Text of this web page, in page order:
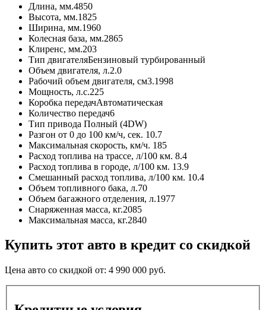
Длина, мм.4850
Высота, мм.1825
Ширина, мм.1960
Колесная база, мм.2865
Клиренс, мм.203
Тип двигателяБензиновый турбированный
Объем двигателя, л.2.0
Рабочий объем двигателя, см3.1998
Мощность, л.с.225
Коробка передачАвтоматическая
Количество передач6
Тип привода Полный (4DW)
Разгон от 0 до 100 км/ч, сек. 10.7
Максимальная скорость, км/ч. 185
Расход топлива на трассе, л/100 км. 8.4
Расход топлива в городе, л/100 км. 13.9
Смешанный расход топлива, л/100 км. 10.4
Объем топливного бака, л.70
Объем багажного отделения, л.1977
Снаряженная масса, кг.2085
Максимальная масса, кг.2840
Купить этот авто в кредит со скидкой
Цена авто со скидкой от: 4 990 000 руб.